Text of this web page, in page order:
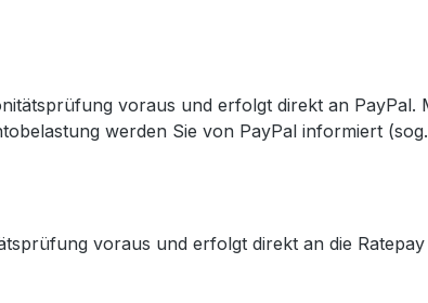
voraus und erfolgt direkt an PayPal.
werden Sie von PayPal informiert
voraus und erfolgt direkt an die